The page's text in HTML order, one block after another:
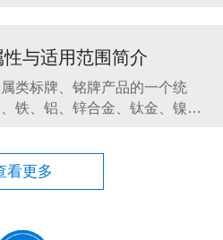
化学反应以达到蚀刻的目的，
材料用化学反应或物理撞击作
。电蚀刻技术也称为机器
与适用范围简介
类标牌、铭牌产品的一个统
铁、铝、锌合金、钛金、镍、
给大家介绍几种金属标牌属性
一.铝标牌具有极好的精美性：铝
看更多